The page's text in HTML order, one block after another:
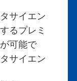
サイエン
るプレミ
可能で
サイエン